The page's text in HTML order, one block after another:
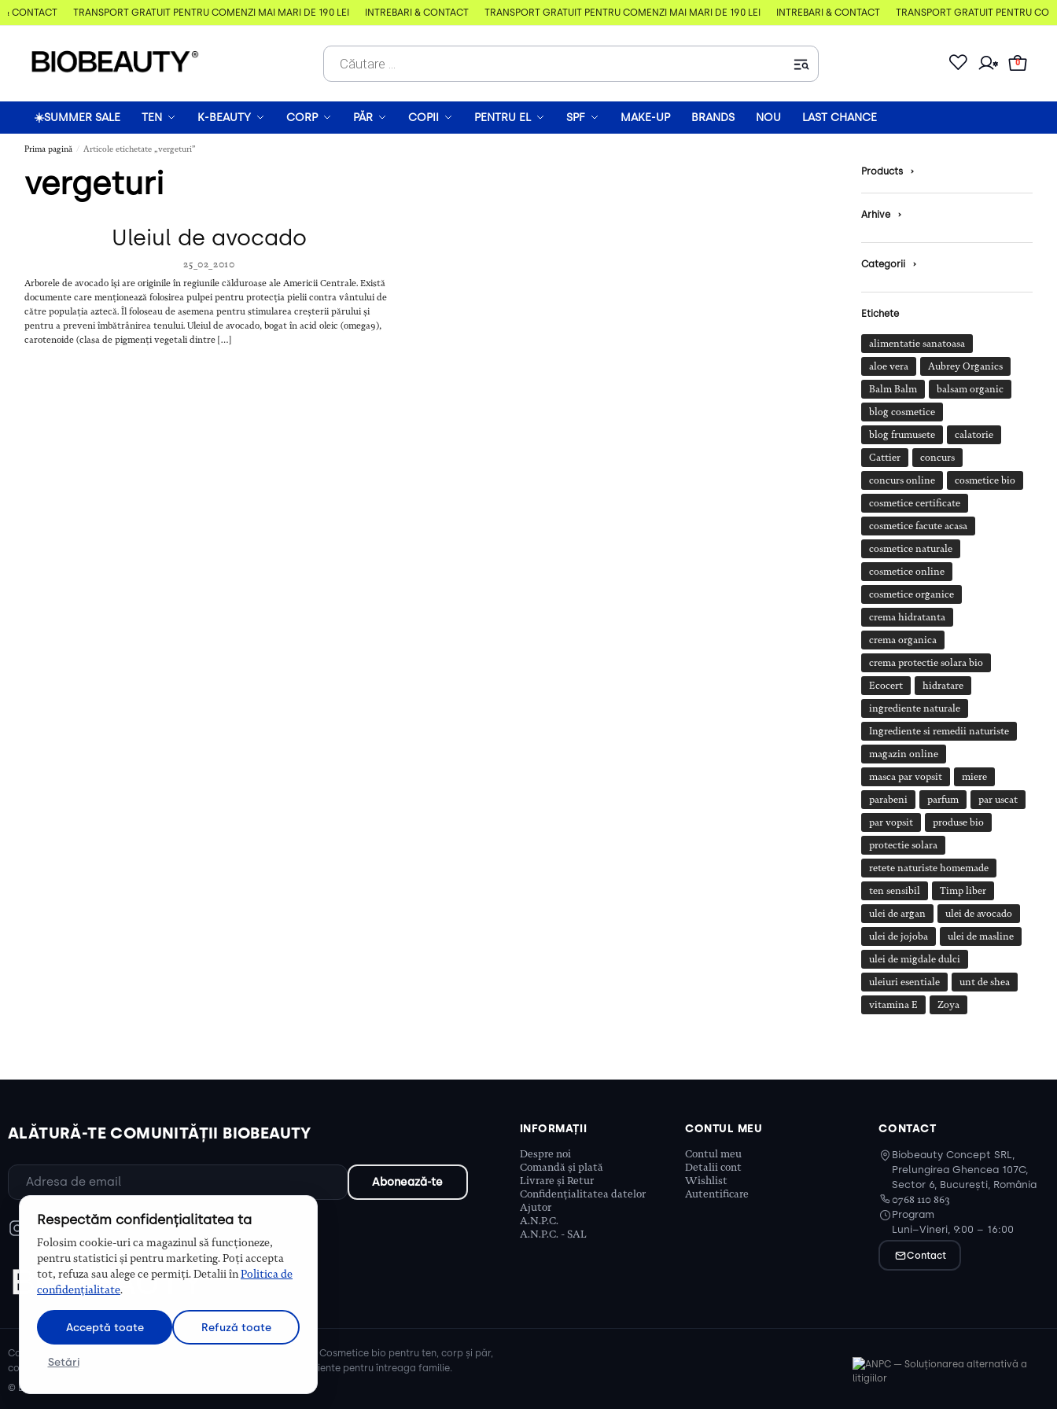
CONTACT TRANSPORT GRATUIT PENTRU COMENZI MAI MARI DE 190 LEI ÎNTREBĂRI & CONTACT TRANSPORT GRATUIT PENTRU COMENZI MAI MARI DE 190 LEI ÎNTREBĂRI & CONTACT TRANSPORT GRATUIT PENTRU
0
☀️SUMMER SALE TEN K-BEAUTY CORP PĂR COPII PENTRU EL SPF MAKE-UP BRANDS NOU LAST CHANCE
Prima pagină / Articole etichetate „vergeturi”
vergeturi
Uleiul de avocado
25_02_2010
Arborele de avocado își are originile în regiunile călduroase ale Americii Centrale. Există
documente care menționează folosirea pulpei pentru protecția pielii contra vântului de
către populația aztecă. Îl foloseau de asemena pentru stimularea creșterii părului și
pentru a preveni îmbătrânirea tenului. Uleiul de avocado, bogat în acid oleic (omega9),
carotenoide (clasa de pigmenți vegetali dintre […]
Products ›
Arhive ›
Categorii ›
Etichete
alimentatie sanatoasa
aloe vera Aubrey Organics
Balm Balm balsam organic
blog cosmetice
blog frumusete calatorie
Cattier concurs
concurs online cosmetice bio
cosmetice certificate
cosmetice facute acasa
cosmetice naturale
cosmetice online
cosmetice organice
crema hidratanta
crema organica
crema protectie solara bio
Ecocert hidratare
ingrediente naturale
Ingrediente si remedii naturiste
magazin online
masca par vopsit miere
parabeni parfum par uscat
par vopsit produse bio
protectie solara
retete naturiste homemade
ten sensibil Timp liber
ulei de argan ulei de avocado
ulei de jojoba ulei de masline
ulei de migdale dulci
uleiuri esentiale unt de shea
vitamina E Zoya
ALĂTURĂ-TE COMUNITĂȚII BIOBEAUTY INFORMAȚII
Despre noi
Comandă și plată
Livrare și Retur
Confidențialitatea datelor
Ajutor
A.N.P.C.
A.N.P.C. - SAL
CONTUL MEU
Contul meu
Detalii cont
Wishlist
Autentificare
CONTACT
Biobeauty Concept SRL,
Prelungirea Ghencea 107C,
Sector 6, București, România
0768 110 863
Program
Luni–Vineri, 9:00 – 16:00
Contact
Cosmetice bio și naturale, ulei de argan, ulei de cocos, unt de shea. Cosmetice bio pentru ten, corp și păr,
cosmetice naturale pentru mămici și copii, cosmetice organice eficiente pentru întreaga familie.
© Biobeauty 2026. Toate drepturile rezervate.
Respectăm confidențialitatea ta
Folosim cookie-uri ca magazinul să funcționeze,
pentru statistici și pentru marketing. Poți accepta
tot, refuza sau alege ce permiți. Detalii înPolitica de
confidențialitate.
Acceptă toate Refuză toate
Setări